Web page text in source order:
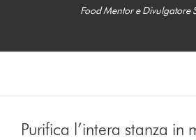
Food Mentor e Divulgatore
Purifica l’intera stanza in